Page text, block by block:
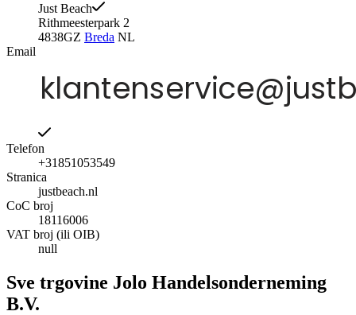
Just Beach
Rithmeesterpark 2
4838GZ Breda NL
Email
Telefon
+31851053549
Stranica
justbeach.nl
CoC broj
18116006
VAT broj (ili OIB)
null
Sve trgovine Jolo Handelsonderneming
B.V.